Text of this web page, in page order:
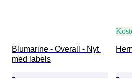
Blumarine - Overall - Nyt
med labels